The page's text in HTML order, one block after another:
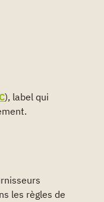
), label qui
les règles de